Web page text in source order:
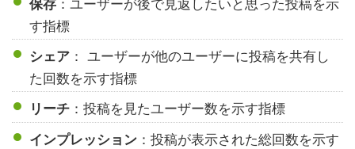
す指標
シェア ： ユーザーが他のユーザーに投稿を共有し
た回数を示す指標
リーチ ：投稿を見たユーザー数を示す指標
インプレッション ：投稿が表示された総回数を示す